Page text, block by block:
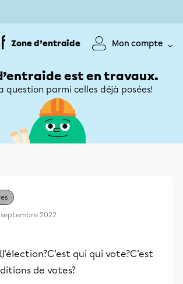
Zone d’entraide Mon compte
est en travaux.
question parmi celles déjà posées!
septembre 2022
qui qui vote?C'est
de votes?